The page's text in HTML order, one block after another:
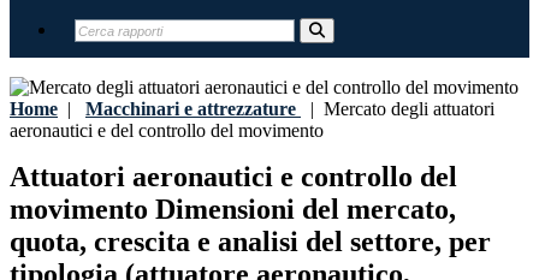
Home | Macchinari e attrezzature | Mercato degli attuatori
aeronautici e del controllo del movimento
Attuatori aeronautici e controllo del
movimento Dimensioni del mercato,
quota, crescita e analisi del settore, per